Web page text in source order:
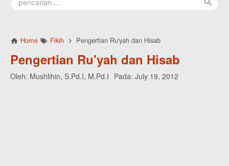
Home Fikih Pengertian Ru'yah dan Hisab
Pengertian Ru'yah dan Hisab
Oleh: Mushlihin, S.Pd.I, M.Pd.I Pada: July 19, 2012